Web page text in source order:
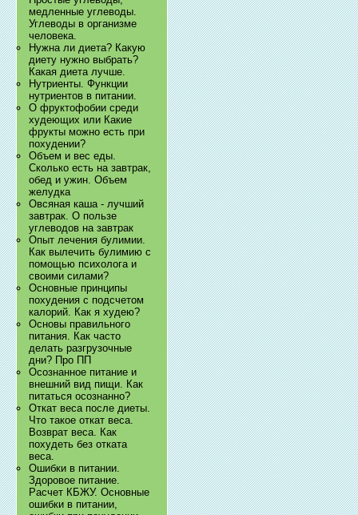
медленные углеводы.
Углеводы в организме
человека.
Нужна ли диета? Какую
диету нужно выбрать?
Какая диета лучше.
Нутриенты. Функции
нутриентов в питании.
О фруктофобии среди
худеющих или Какие
фрукты можно есть при
похудении?
Объем и вес еды.
Сколько есть на завтрак,
обед и ужин. Объем
желудка
Овсяная каша - лучший
завтрак. О пользе
углеводов на завтрак
Опыт лечения булимии.
Как вылечить булимию с
помощью психолога и
своими силами?
Основные принципы
похудения с подсчетом
калорий. Как я худею?
Основы правильного
питания. Как часто
делать разгрузочные
дни? Про ПП
Осознанное питание и
внешний вид пищи. Как
питаться осознанно?
Откат веса после диеты.
Что такое откат веса.
Возврат веса. Как
похудеть без отката
веса.
Ошибки в питании.
Здоровое питание.
Расчет КБЖУ. Основные
ошибки в питании,